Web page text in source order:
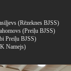
(Rēzeknes BJSS)
(Preiļu BJSS)
Preiļu BJSS)
Namejs)